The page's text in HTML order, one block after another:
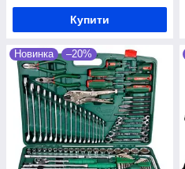
Купити
Новинка –20%